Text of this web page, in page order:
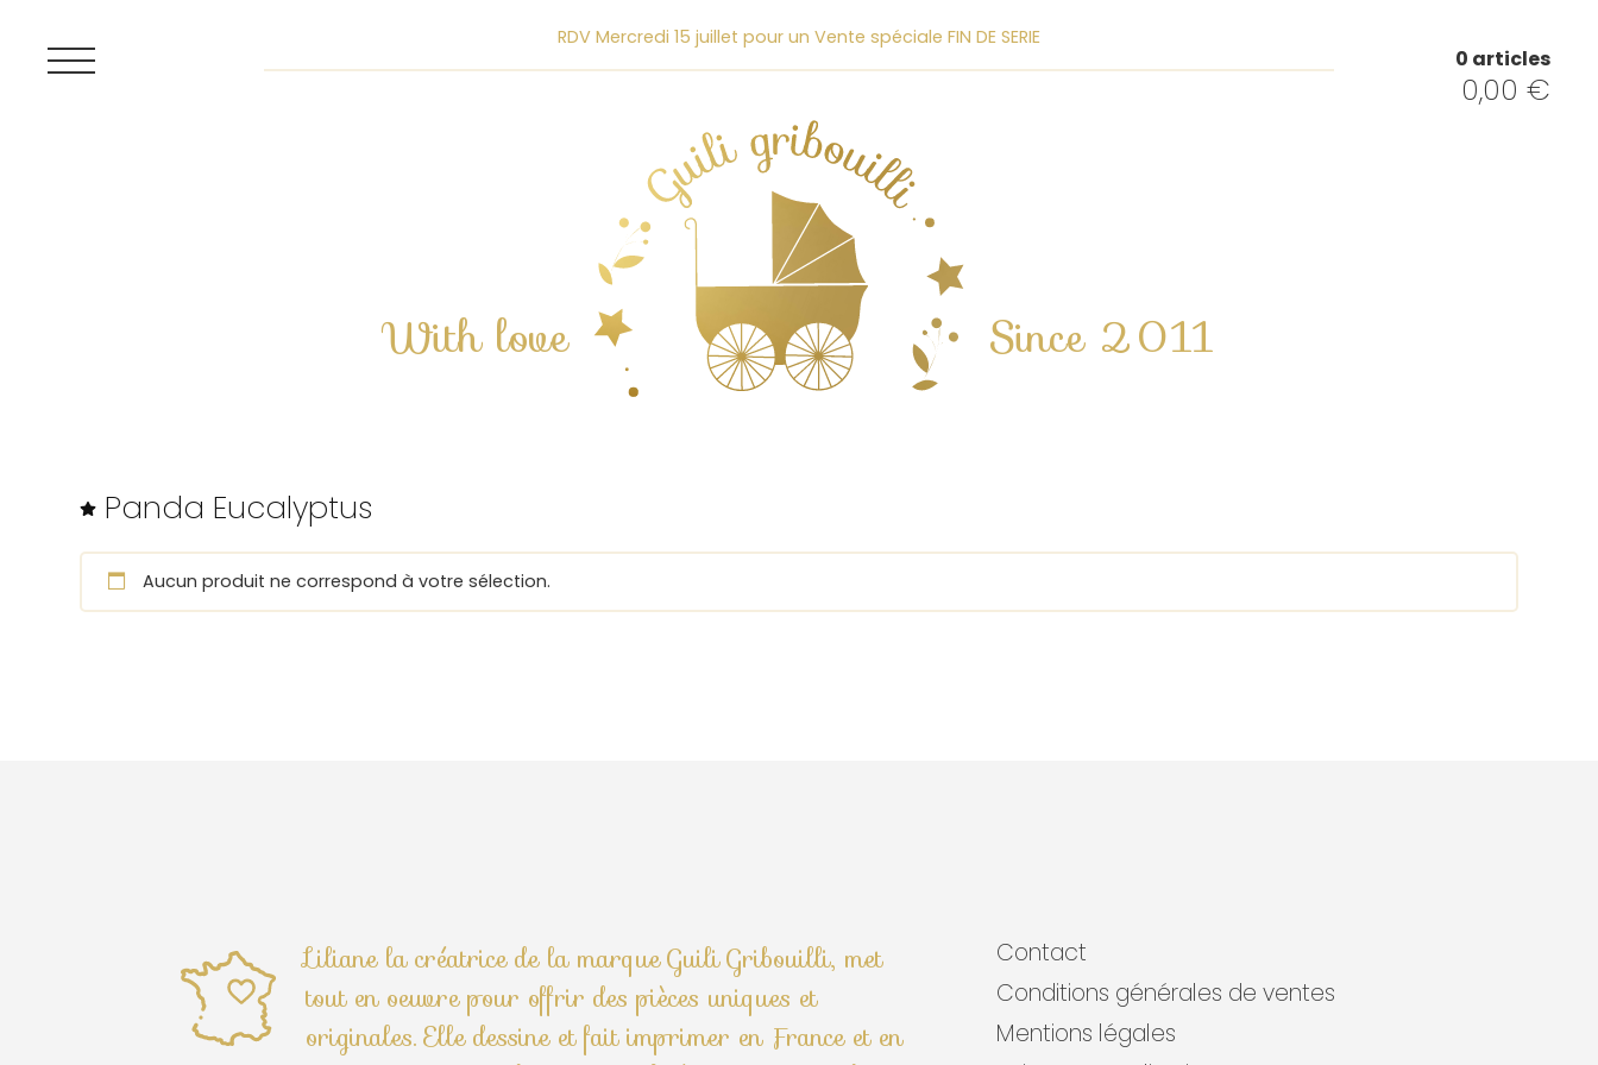
With love Since 2011
0 articles
0,00 €
RDV Mercredi 15 juillet pour un Vente spéciale FIN DE SERIE
Panda Eucalyptus
Aucun produit ne correspond à votre sélection.
Liliane la créatrice de la marque Guili Gribouilli, met
tout en oeuvre pour offrir des pièces uniques et
originales. Elle dessine et fait imprimer en France et en
Contact
Conditions générales de ventes
Mentions légales